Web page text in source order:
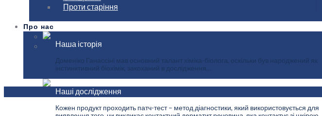
Проти старіння
Про нас
Наша історія
Доменіко Ганассіні мав основний талант хіміка-біолога, оскільки був народжений як
інстинктивний біохімік, закоханий в дослідження…
Наші дослідження
Кожен продукт проходить патч-тест – метод діагностики, який використовується для